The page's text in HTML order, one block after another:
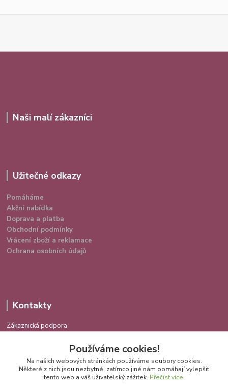
Naši malí zákazníci
Užitečné odkazy
Pomáháme
Akční nabídka
Doprava a platba
Obchodní podmínky
Vrácení zboží a reklamace
Ochrana osobních údajů
Kontakty
Zákaznická podpora
info@spokojenakocka.cz
Používáme cookies!
Na našich webových stránkách používáme soubory cookies.
Některé z nich jsou nezbytné, zatímco jiné nám pomáhají vylepšit
tento web a váš uživatelský zážitek. Přečíst více.